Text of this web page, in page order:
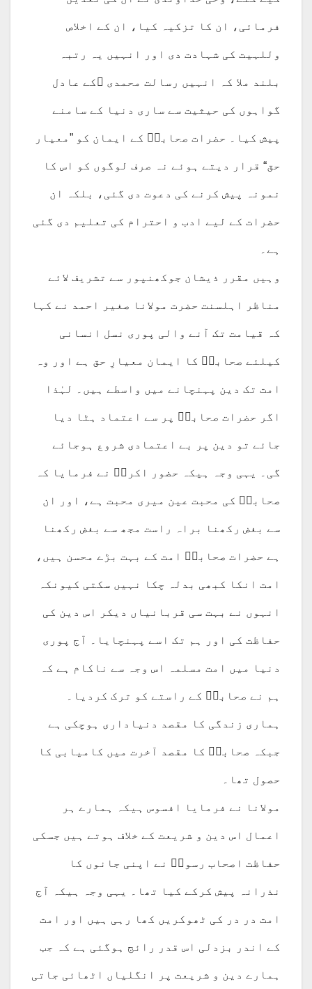
فرمائی، ان کا تزکیہ کیا، ان کے اخلاص
وللہیت کی شہادت دی اور انہیں یہ رتبہ
بلند ملا کہ انہیں رسالت محمدی ؐکے عادل
گواہوں کی حیثیت سے ساری دنیا کے سامنے
پیش کیا۔ حضرات صحابہؓ کے ایمان کو ”معیار
حق“ قرار دیتے ہوئے نہ صرف لوگوں کو اس کا
نمونہ پیش کرنے کی دعوت دی گئی، بلکہ ان
حضرات کے لیے ادب و احترام کی تعلیم دی گئی
ہے۔
وہیں مقرر ذیشان جوکھنپور سے تشریف لائے
مناظر اہلسنت حضرت مولانا صغیر احمد نے کہا
کہ قیامت تک آنے والی پوری نسل انسانی
کیلئے صحابہؓ کا ایمان معیارِ حق ہے اور وہ
امت تک دین پہنچانے میں واسطے ہیں۔ لہٰذا
اگر حضرات صحابہؓ پر سے اعتماد ہٹا دیا
جائے تو دین پر بے اعتمادی شروع ہوجائے
گی۔ یہی وجہ ہیکہ حضور اکرمؐ نے فرمایا کہ
صحابہؓ کی محبت عین میری محبت ہے، اور ان
سے بغض رکھنا براہ راست مجھ سے بغض رکھنا
ہے حضرات صحابہؓ امت کے بہت بڑے محسن ہیں،
امت انکا کبھی بدلہ چکا نہیں سکتی کیونکہ
انہوں نے بہت سی قربانیاں دیکر اس دین کی
حفاظت کی اور ہم تک اسے پہنچایا۔ آج پوری
دنیا میں امت مسلمہ اس وجہ سے ناکام ہے کہ
ہم نے صحابہؓ کے راستے کو ترک کردیا۔
ہماری زندگی کا مقصد دنیاداری ہوچکی ہے
جبکہ صحابہؓ کا مقصد آخرت میں کامیابی کا
حصول تھا۔
مولانا نے فرمایا افسوس ہیکہ ہمارے ہر
اعمال اس دین و شریعت کے خلاف ہوتے ہیں جسکی
حفاظت اصحاب رسولؓ نے اپنی جانوں کا
نذرانہ پیش کرکے کیا تھا۔ یہی وجہ ہیکہ آج
امت در در کی ٹھوکریں کھا رہی ہیں اور امت
کے اندر بزدلی اس قدر رائج ہوگئی ہے کہ جب
ہمارے دین و شریعت پر انگلیاں اٹھائی جاتی